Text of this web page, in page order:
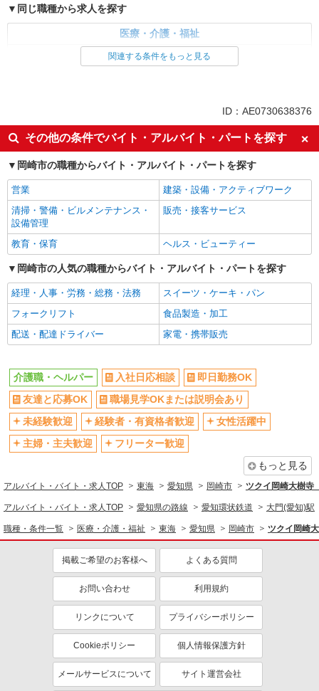
同じ職種から求人を探す
医療・介護・福祉
副業・WワークOK
交通費支給
社会保険あり
産休・育休取得実績あり
社員登用あり
関連する条件をもっと見る
ID：AE0730638376
その他の条件でバイト・アルバイト・パートを探す
岡崎市の職種からバイト・アルバイト・パートを探す
営業
建築・設備・アクティブワーク
清掃・警備・ビルメンテナンス・
設備管理
販売・接客サービス
教育・保育 ヘルス・ビューティー
岡崎市の人気の職種からバイト・アルバイト・パートを探す
経理・人事・労務・総務・法務
スイーツ・ケーキ・パン
フォークリフト
食品製造・加工
配送・配達ドライバー
家電・携帯販売
介護職・ヘルパー 入社日応相談
即日勤務OK
友達と応募OK
職場見学OKまたは説明会あり
未経験歓迎
経験者・有資格者歓迎
女性活躍中
主婦・主夫歓迎
フリーター歓迎
もっと見る
アルバイト・バイト・求人TOP 東海 愛知県 岡崎市 ツクイ岡崎大樹寺
アルバイト・バイト・求人TOP 愛知県の路線 愛知環状鉄道 大門(愛知)駅
職種・条件一覧 医療・介護・福祉 東海 愛知県 岡崎市 ツクイ岡崎
掲載ご希望のお客様へ よくある質問
お問い合わせ 利用規約
リンクについて プライバシーポリシー
Cookieポリシー 個人情報保護方針
メールサービスについて サイト運営会社